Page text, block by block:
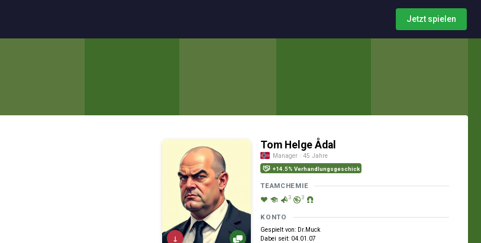
Jetzt spielen
↓
Tom Helge Ådal
Manager · 45 Jahre
+14.5% Verhandlungsgeschick
TEAMCHEMIE
3 3
KONTO
Gespielt von: Dr.Muck
Dabei seit: 04.01.07